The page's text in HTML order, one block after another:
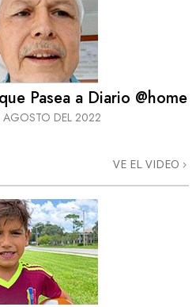
Pasea a Diario @home
AGOSTO DEL 2022
VE EL VIDEO